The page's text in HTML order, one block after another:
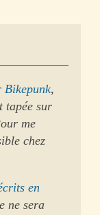
Bikepunk,
tapée sur
me
chez
en
ne sera